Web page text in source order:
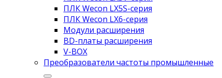
ПЛК Wecon LX5S-серия
ПЛК Wecon LX6-серия
Модули расширения
BD-платы расширения
V-BOX
Преобразователи частоты промышленные